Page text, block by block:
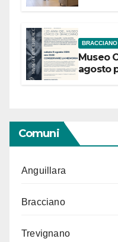
BRACCIANO
Museo
agosto
Comuni
Anguillara
Bracciano
Trevignano